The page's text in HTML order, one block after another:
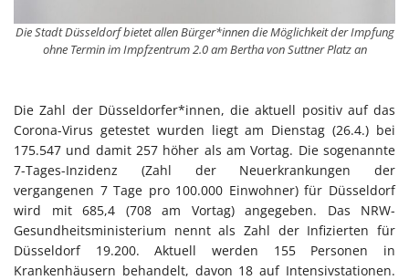
Die Stadt Düsseldorf bietet allen Bürger*innen die Möglichkeit der Impfung
ohne Termin im Impfzentrum 2.0 am Bertha von Suttner Platz an
Die Zahl der Düsseldorfer*innen, die aktuell positiv auf das
Corona-Virus getestet wurden liegt am Dienstag (26.4.) bei
175.547 und damit 257 höher als am Vortag. Die sogenannte
7-Tages-Inzidenz (Zahl der Neuerkrankungen der
vergangenen 7 Tage pro 100.000 Einwohner) für Düsseldorf
wird mit 685,4 (708 am Vortag) angegeben. Das NRW-
Gesundheitsministerium nennt als Zahl der Infizierten für
Düsseldorf 19.200. Aktuell werden 155 Personen in
Krankenhäusern behandelt, davon 18 auf Intensivstationen.